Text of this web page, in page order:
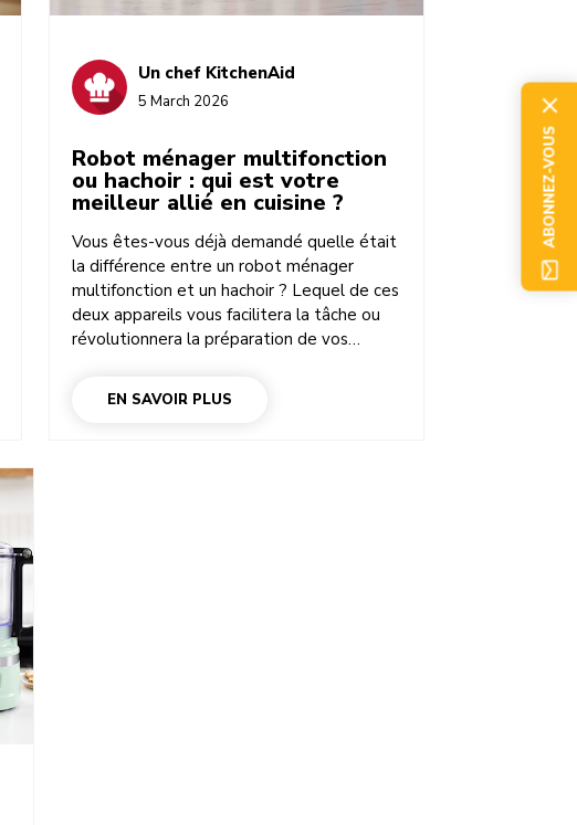
Un chef KitchenAid
5 March 2026
Robot ménager multifonction
ou hachoir : qui est votre
meilleur allié en cuisine ?
Vous êtes-vous déjà demandé quelle était
la différence entre un robot ménager
multifonction et un hachoir ? Lequel de ces
deux appareils vous facilitera la tâche ou
révolutionnera la préparation de vos
découper finement les ingrédients en
EN SAVOIR PLUS
ABONNEZ-VOUS